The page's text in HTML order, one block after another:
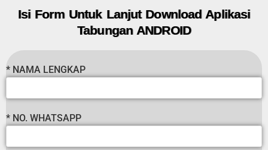
Isi Form Untuk Lanjut Download Aplikasi
Tabungan ANDROID
* NAMA LENGKAP
* NO. WHATSAPP